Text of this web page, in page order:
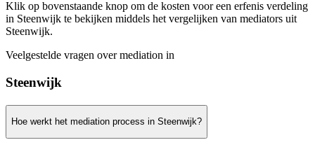
Klik op bovenstaande knop om de kosten voor een erfenis verdeling
in Steenwijk te bekijken middels het vergelijken van mediators uit
Steenwijk.
Veelgestelde vragen over mediation in
Steenwijk
Hoe werkt het mediation process in Steenwijk?